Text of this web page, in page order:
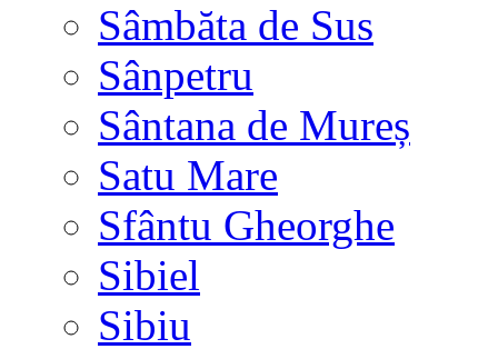
Sâmbăta de Sus
Sânpetru
Sântana de Mureș
Satu Mare
Sfântu Gheorghe
Sibiel
Sibiu